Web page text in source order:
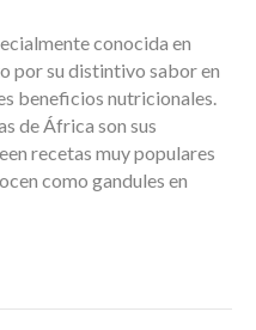
conocida en
por su distintivo sabor en
beneficios nutricionales.
de África son sus
recetas muy populares
como gandules en